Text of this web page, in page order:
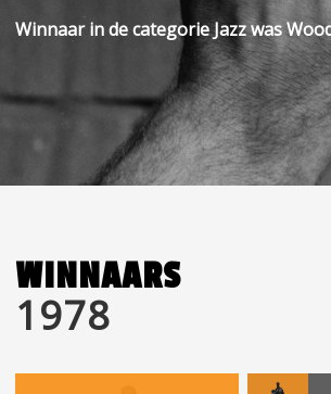
Winnaar in de categorie Jazz was
WINNAARS
1978